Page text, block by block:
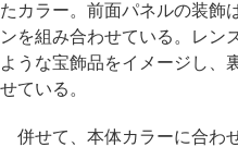
たカラー。前面パネルの装飾
ンを組み合わせている。レン
ような宝飾品をイメージし、
せている。
併せて、本体カラーに合わ